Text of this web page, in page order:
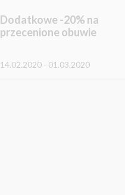
Dodatkowe -20% na
przecenione obuwie
14.02.2020 - 01.03.2020